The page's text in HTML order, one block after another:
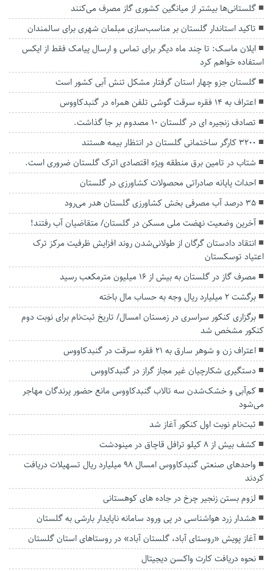
گلستانی‌ها بیشتر از میانگین کشوری گاز مصرف می‌کنند
تاکید استاندار گلستان بر مناسب‌سازی مبلمان شهری برای سالمندان
ایلان ماسک: تا چند ماه دیگر برای تماس و ارسال پیامک فقط از ایکس
استفاده خواهم کرد
گلستان جزو چهار استان گرفتار مشکل تنش آبی کشور است
اعتراف به ۱۴ فقره سرقت گوشی تلفن همراه در گنبدکاووس
تصادف زنجیره ای در گلستان ۱۰ مصدوم بر جا گذاشت.
۳۲۰۰ کارگر ساختمانی گلستان در انتظار بیمه هستند
شتاب در تامین برق منطقه ویژه اقتصادی اترک گلستان ضروری است.
احداث پایانه صادراتی محصولات کشاورزی در گلستان
۳۵ درصد آب مصرفی بخش کشاورزی گلستان هدر می‌رود
آخرین وضعیت نهضت ملی مسکن در گلستان/ متقاضیان آب رفتند!
انتقاد دادستان گرگان از طولانی‌شدن روند افزایش ظرفیت مرکز ترک
اعتیاد توسکستان
مصرف گاز در گلستان به بیش از ۱۶ میلیون مترمکعب رسید
برگشت ۲ میلیارد ریال وجه به حساب مال باخته
برگزاری کنکور سراسری در زمستان امسال/ تاریخ ثبت‌نام برای نوبت دوم
کنکور مشخص شد
اعتراف زن و شوهر سارق به ۲۱ فقره سرقت در گنبدکاووس
دستگیری شکارچیان غیر مجاز گراز در گنبدکاووس
کم‌آبی و خشک‌شدن سه تالاب گنبدکاووس مانع حضور پرندگان مهاجر
می‌شود
ثبت‌نام نوبت اول کنکور آغاز شد
کشف بیش از ۸ کیلو ترافل قاچاق در مینودشت
واحدهای صنعتی گنبدکاووس امسال ۹۸ میلیارد ریال تسهیلات دریافت
کردند
لزوم بستن زنجیر چرخ در جاده های کوهستانی
هشدار زرد هواشناسی در پی ورود سامانه ناپایدار بارشی به گلستان
آغاز پویش «روستای آباد، گلستان آباد» در روستاهای استان گلستان
نحوه دریافت کارت واکسن دیجیتال